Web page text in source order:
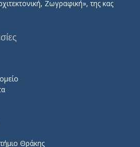
Ζωγραφική», της κας
Θράκης